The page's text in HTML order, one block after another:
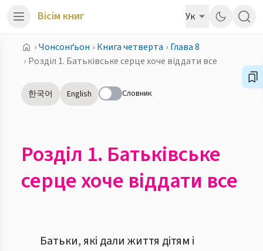
Вісім книг Ук
›Чонсонґьон › Книга четверта › Глава 8
› Розділ 1. Батьківське серце хоче віддати все
한국어 English Словник
Розділ 1. Батьківське
серце хоче віддати все
Батьки, які дали життя дітям і